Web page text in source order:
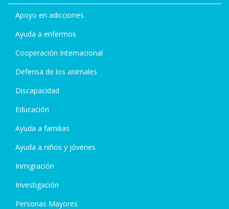
Apoyo en adicciones
Ayuda a enfermos
Cooperación Internacional
Defensa de los animales
Discapacidad
Educación
Ayuda a familias
Ayuda a niños y jóvenes
Inmigración
Investigación
Personas Mayores